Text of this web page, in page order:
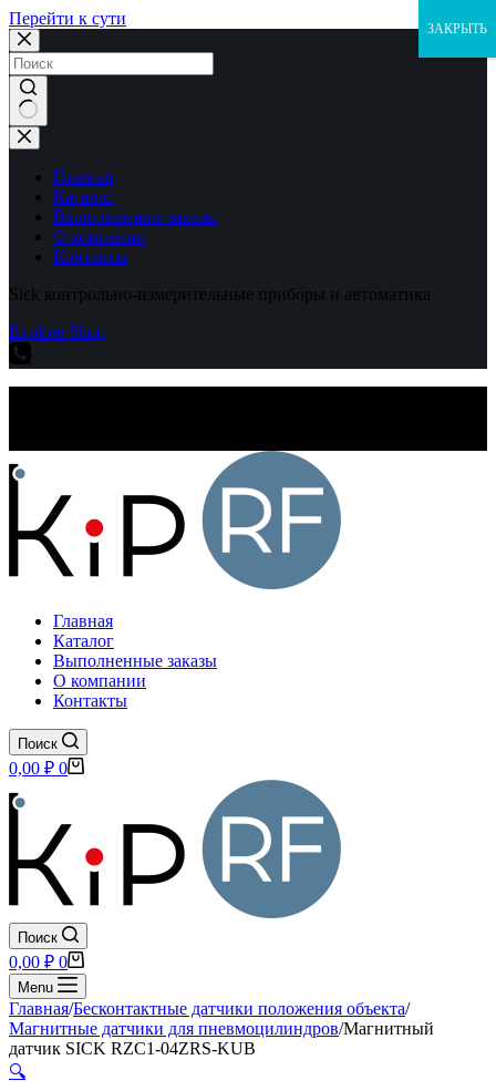
Перейти к сути
Ничего
не
найденоГлавная
Каталог
Выполненные заказы
О компании
Контакты
Sick контрольно-измерительные приборы и автоматика
Explore Shop
Главная
Каталог
Выполненные заказы
О компании
Контакты
Поиск
Корзина
0,00 ₽ 0
Поиск
Корзина
0,00 ₽ 0
Menu
Главная/Бесконтактные датчики положения объекта/
Магнитные датчики для пневмоцилиндров/Магнитный
датчик SICK RZC1-04ZRS-KUB
🔍
ЗАКРЫТЬ